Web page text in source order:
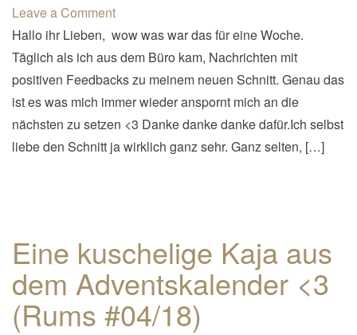
Leave a Comment
Hallo ihr Lieben, wow was war das für eine Woche.
Täglich als ich aus dem Büro kam, Nachrichten mit
positiven Feedbacks zu meinem neuen Schnitt. Genau das
ist es was mich immer wieder anspornt mich an die
nächsten zu setzen <3 Danke danke danke dafür.Ich selbst
liebe den Schnitt ja wirklich ganz sehr. Ganz selten, […]
Eine kuschelige Kaja aus
dem Adventskalender <3
(Rums #04/18)